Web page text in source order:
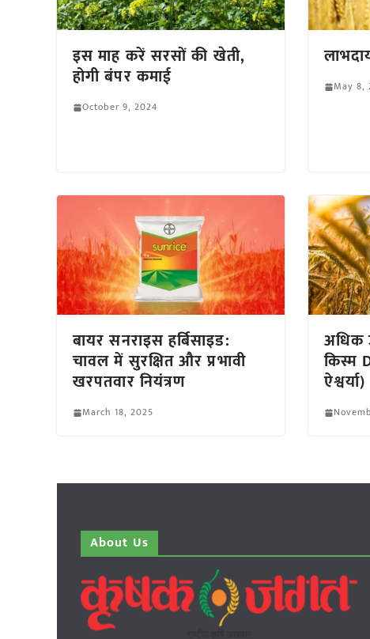
इस माह करें सरसों की खेती,
होगी बंपर कमाई
October 9, 2024
May 8,
बायर सनराइस हर्बिसाइड:
चावल में सुरक्षित और प्रभावी
खरपतवार नियंत्रण
March 18, 2025
अधिक
किस्म
ऐश्वर्या)
About Us